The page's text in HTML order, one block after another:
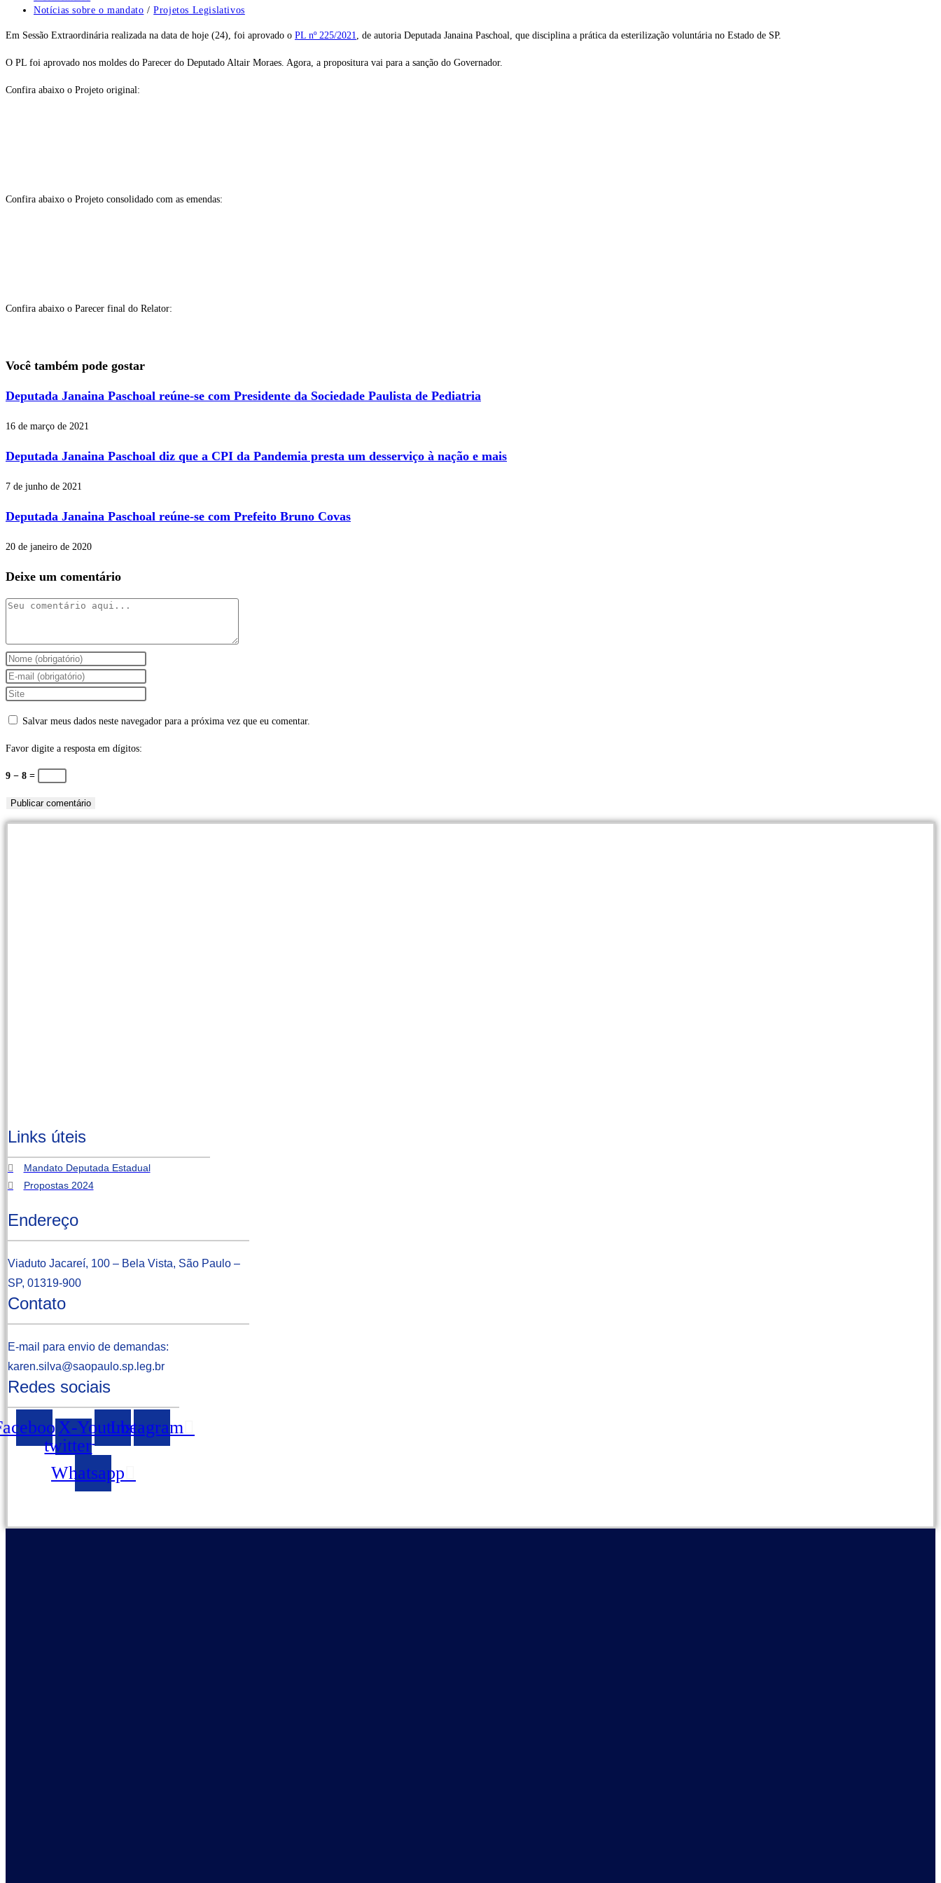
do
Categoria
post:
Notícias sobre o mandato / Projetos Legislativos
Em Sessão Extraordinária realizada na data de hoje (24), foi aprovado o PL nº 225/2021, de autoria Deputada Janaina Paschoal, que disciplina a prática da esterilização voluntária no Estado de SP.
O PL foi aprovado nos moldes do Parecer do Deputado Altair Moraes. Agora, a propositura vai para a sanção do Governador.
Confira abaixo o Projeto original:
Confira abaixo o Projeto consolidado com as emendas:
Confira abaixo o Parecer final do Relator:
Você também pode gostar
Deputada Janaina Paschoal reúne-se com Presidente da Sociedade Paulista de Pediatria
16 de março de 2021
Deputada Janaina Paschoal diz que a CPI da Pandemia presta um desserviço à nação e mais
7 de junho de 2021
Deputada Janaina Paschoal reúne-se com Prefeito Bruno Covas
20 de janeiro de 2020
Deixe um comentário
Comentário
Digite
seu
nome
de
para
comentar
Digite
seu
e-
para
comentar
Digite
do
site
(opcional)
Salvar meus dados neste navegador para a próxima vez que eu comentar.
Favor digite a resposta em dígitos:
9 − 8 =
Links úteis
Mandato Deputada Estadual
Propostas 2024
Endereço
Viaduto Jacareí, 100 – Bela Vista, São Paulo –
SP, 01319-900
Contato
E-mail para envio de demandas:
karen.silva@saopaulo.sp.leg.br
Redes sociais
X-
twitter
YoutubeInstagram
Whatsapp